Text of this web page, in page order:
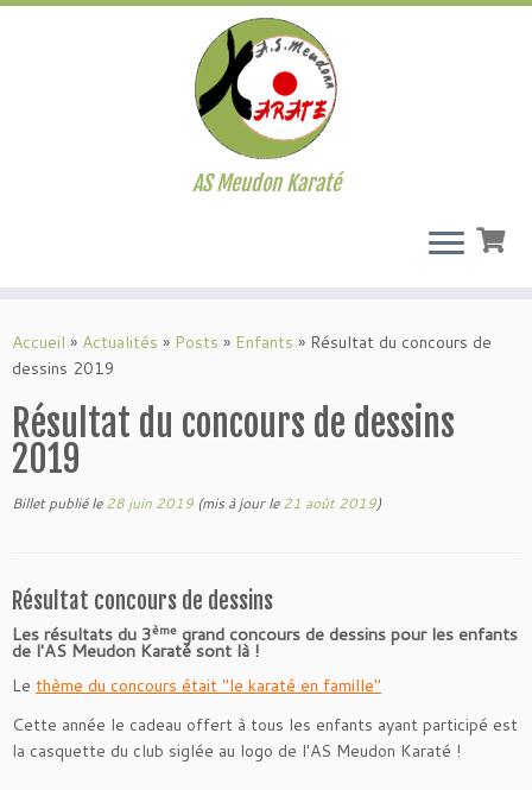
au
contenu
AS Meudon Karaté
Accueil » Actualités » Posts » Enfants » Résultat du concours de
dessins 2019
Résultat du concours de dessins
2019
Billet publié le28 juin 2019 (mis à jour le21 août 2019)
Résultat concours de dessins
Les résultats du 3ème grand concours de dessins pour les enfants
de l'AS Meudon Karaté sont là !
Le thème du concours était "le karaté en famille"
Cette année le cadeau offert à tous les enfants ayant participé est
la casquette du club siglée au logo de l'AS Meudon Karaté !